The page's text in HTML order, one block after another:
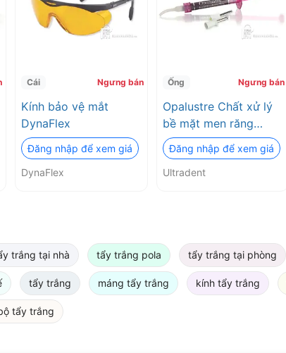
Cái Ngưng bán
Kính bảo vệ mắt
DynaFlex
Đăng nhập để xem giá
DynaFlex
Ống Ngưng bán
Opalustre Chất xử lý
bề mặt men răng
Ultradent
Đăng nhập để xem giá
Ultradent
trắng tại nhà tẩy trắng pola tẩy trắng tại phòng
tẩy trắng máng tẩy trắng kính tẩy trắng
tẩy trắng